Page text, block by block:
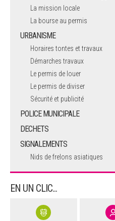
La mission locale
La bourse au permis
URBANISME
Horaires tontes et travaux
Démarches travaux
Le permis de louer
Le permis de diviser
Sécurité et publicité
POLICE MUNICIPALE
DECHETS
SIGNALEMENTS
Nids de frelons asiatiques
EN UN CLIC...